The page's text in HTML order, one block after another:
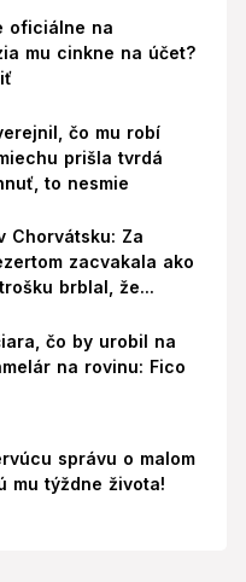
oficiálne na
mu cinkne na účet?
čo mu robí
prišla tvrdá
to nesmie
Chorvátsku: Za
zacvakala ako
brblal, že...
čo by urobil na
na rovinu: Fico
správu o malom
mu týždne života!